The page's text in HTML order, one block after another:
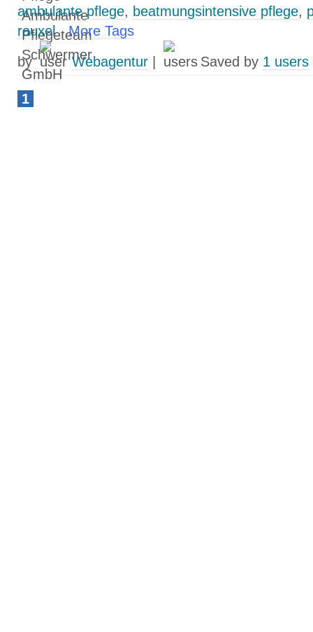
ambulante pflege, beatmungsintensive pflege,
rauxel
More Tags
by
Webagentur Saved by 1 users
1